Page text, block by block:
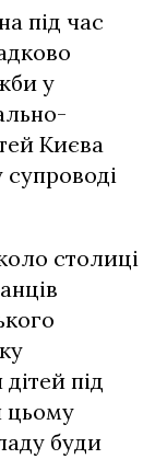
під час
у
Києва
столиці
під
цьому
буди